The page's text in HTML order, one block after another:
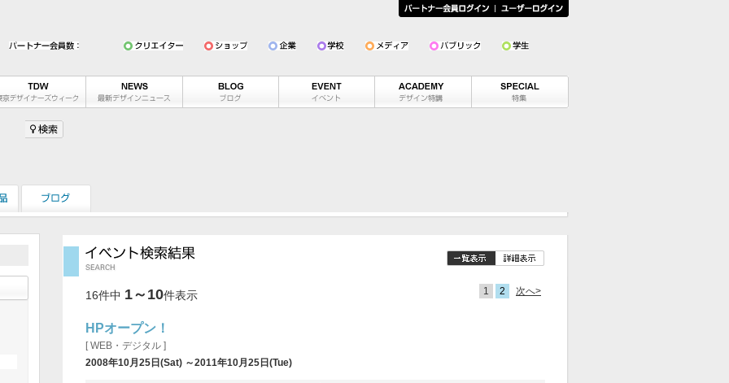
16件中 1～10件表示 1 2 次へ>
HPオープン！
[ WEB・デジタル ]
2008年10月25日(Sat) ～2011年10月25日(Tue)